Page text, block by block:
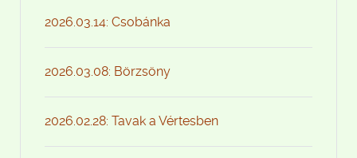
2026.03.14: Csobánka
2026.03.08: Börzsöny
2026.02.28: Tavak a Vértesben